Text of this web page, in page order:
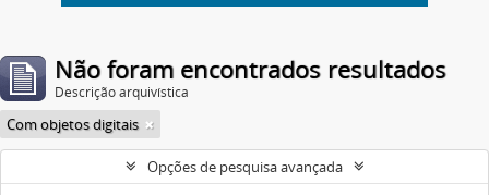
Não foram encontrados resultados
Descrição arquivística
Com objetos digitais
Opções de pesquisa avançada